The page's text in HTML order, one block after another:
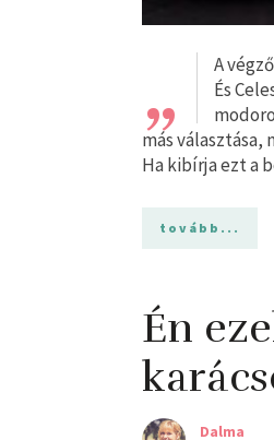
„
A
És
más
Ha kibírja ezt a
tovább...
Én
Dalma